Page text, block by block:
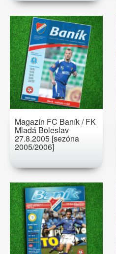
Magazín FC Baník / FK
Mladá Boleslav
27.8.2005 [sezóna
2005/2006]